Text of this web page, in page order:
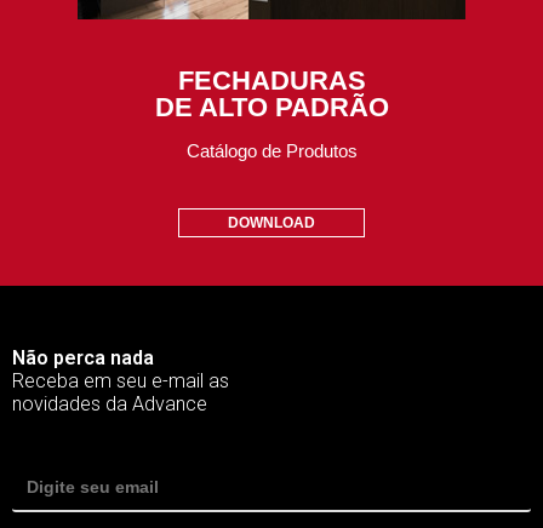
FECHADURAS
DE ALTO PADRÃO
Catálogo de Produtos
DOWNLOAD
Não perca nada
Receba em seu e-mail as
novidades da Advance